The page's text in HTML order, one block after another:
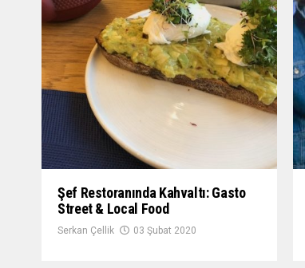
Şef Restoranında Kahvaltı: Gasto
Street & Local Food
Serkan Çellik 03 Şubat 2020